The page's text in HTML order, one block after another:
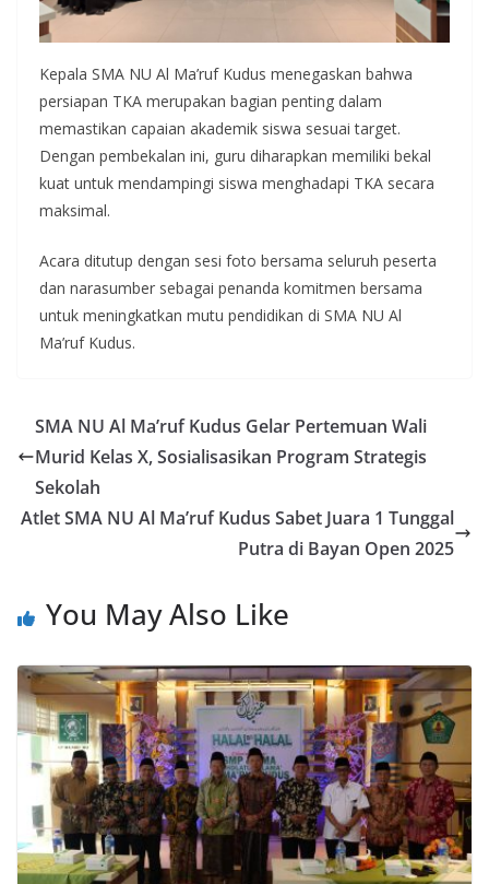
Kepala SMA NU Al Ma’ruf Kudus menegaskan bahwa
persiapan TKA merupakan bagian penting dalam
memastikan capaian akademik siswa sesuai target.
Dengan pembekalan ini, guru diharapkan memiliki bekal
kuat untuk mendampingi siswa menghadapi TKA secara
maksimal.
Acara ditutup dengan sesi foto bersama seluruh peserta
dan narasumber sebagai penanda komitmen bersama
untuk meningkatkan mutu pendidikan di SMA NU Al
Ma’ruf Kudus.
SMA NU Al Ma’ruf Kudus Gelar Pertemuan Wali
Murid Kelas X, Sosialisasikan Program Strategis
Sekolah
Atlet SMA NU Al Ma’ruf Kudus Sabet Juara 1 Tunggal
Putra di Bayan Open 2025
You May Also Like